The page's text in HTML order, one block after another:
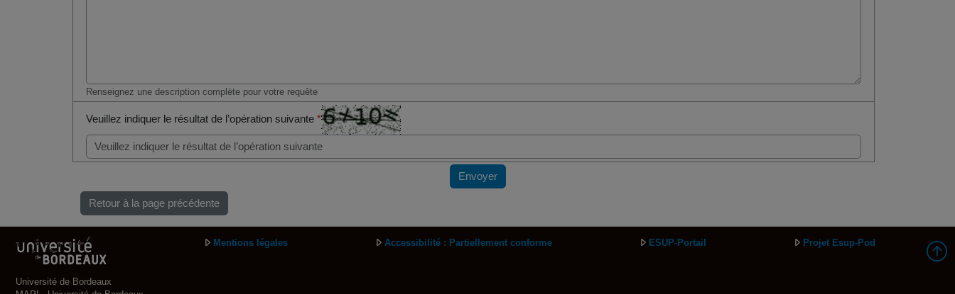
Renseignez une description complète pour votre requête
Veuillez indiquer le résultat de l’opération suivante*
Envoyer
Retour à la page précédente
Université de Bordeaux
Mentions légales Accessibilité : Partiellement conforme ESUP-Portail Projet Esup-Pod